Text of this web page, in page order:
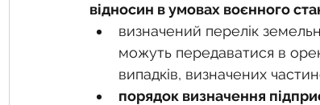
відносин в умовах воєнного
визначений перелік
можуть передаватися в
випадків, визначених
порядок визначення